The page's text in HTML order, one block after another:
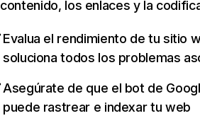
contenido, los enlaces y la
Evalua el rendimiento de tu sitio
soluciona todos los problemas
Asegúrate de que el bot de
puede rastrear e indexar tu web